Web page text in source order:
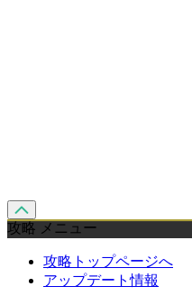
攻略 メニュー
攻略トップページへ
アップデート情報